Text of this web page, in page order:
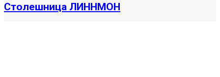
Столешница ЛИННМОН